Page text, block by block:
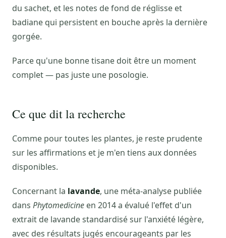
du sachet, et les notes de fond de réglisse et
badiane qui persistent en bouche après la dernière
gorgée.
Parce qu'une bonne tisane doit être un moment
complet — pas juste une posologie.
Ce que dit la recherche
Comme pour toutes les plantes, je reste prudente
sur les affirmations et je m'en tiens aux données
disponibles.
Concernant la lavande, une méta-analyse publiée
dans Phytomedicine en 2014 a évalué l'effet d'un
extrait de lavande standardisé sur l'anxiété légère,
avec des résultats jugés encourageants par les